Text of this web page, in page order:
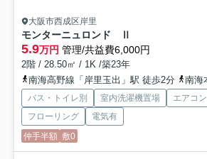
大阪市西成区岸里
モンターニュロンド Ⅱ
5.9万円 管理/共益費6,000円
2階 / 28.50㎡ / 1K /築23年
南海高野線「岸里玉出」駅 徒歩2分
南海
バス・トイレ別 室内洗濯機置場 エアコン
フローリング
電気有
仲手半額 敷0